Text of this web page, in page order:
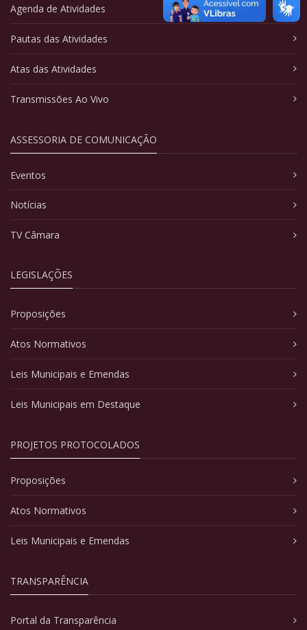
Agenda de Atividades
Pautas das Atividades
Atas das Atividades
Transmissões Ao Vivo
ASSESSORIA DE COMUNICAÇÃO
Eventos
Notícias
TV Câmara
LEGISLAÇÕES
Proposições
Atos Normativos
Leis Municipais e Emendas
Leis Municipais em Destaque
PROJETOS PROTOCOLADOS
Proposições
Atos Normativos
Leis Municipais e Emendas
TRANSPARÊNCIA
Portal da Transparência